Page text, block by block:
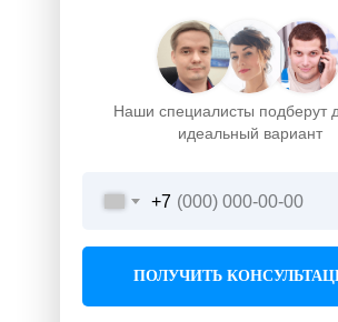
Наши специалисты подберут
идеальный вариант
+7
ПОЛУЧИТЬ